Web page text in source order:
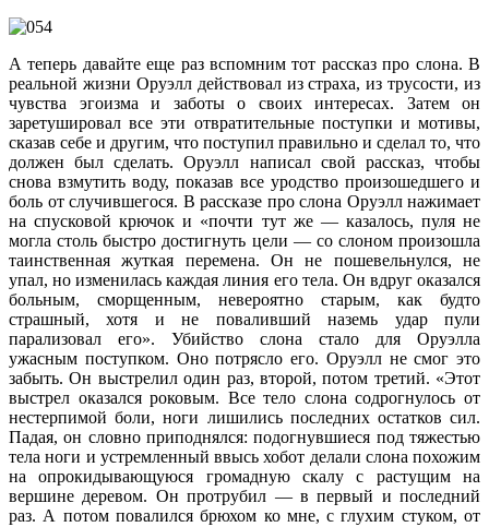
А теперь давайте еще раз вспомним тот рассказ про слона. В
реальной жизни Оруэлл действовал из страха, из трусости, из
чувства эгоизма и заботы о своих интересах. Затем он
заретушировал все эти отвратительные поступки и мотивы,
сказав себе и другим, что поступил правильно и сделал то, что
должен был сделать. Оруэлл написал свой рассказ, чтобы
снова взмутить воду, показав все уродство произошедшего и
боль от случившегося. В рассказе про слона Оруэлл нажимает
на спусковой крючок и «почти тут же — казалось, пуля не
могла столь быстро достигнуть цели — со слоном произошла
таинственная жуткая перемена. Он не пошевельнулся, не
упал, но изменилась каждая линия его тела. Он вдруг оказался
больным, сморщенным, невероятно старым, как будто
страшный, хотя и не поваливший наземь удар пули
парализовал его». Убийство слона стало для Оруэлла
ужасным поступком. Оно потрясло его. Оруэлл не смог это
забыть. Он выстрелил один раз, второй, потом третий. «Этот
выстрел оказался роковым. Все тело слона содрогнулось от
нестерпимой боли, ноги лишились последних остатков сил.
Падая, он словно приподнялся: подогнувшиеся под тяжестью
тела ноги и устремленный ввысь хобот делали слона похожим
на опрокидывающуюся громадную скалу с растущим на
вершине деревом. Он протрубил — в первый и последний
раз. А потом повалился брюхом ко мне, с глухим стуком, от